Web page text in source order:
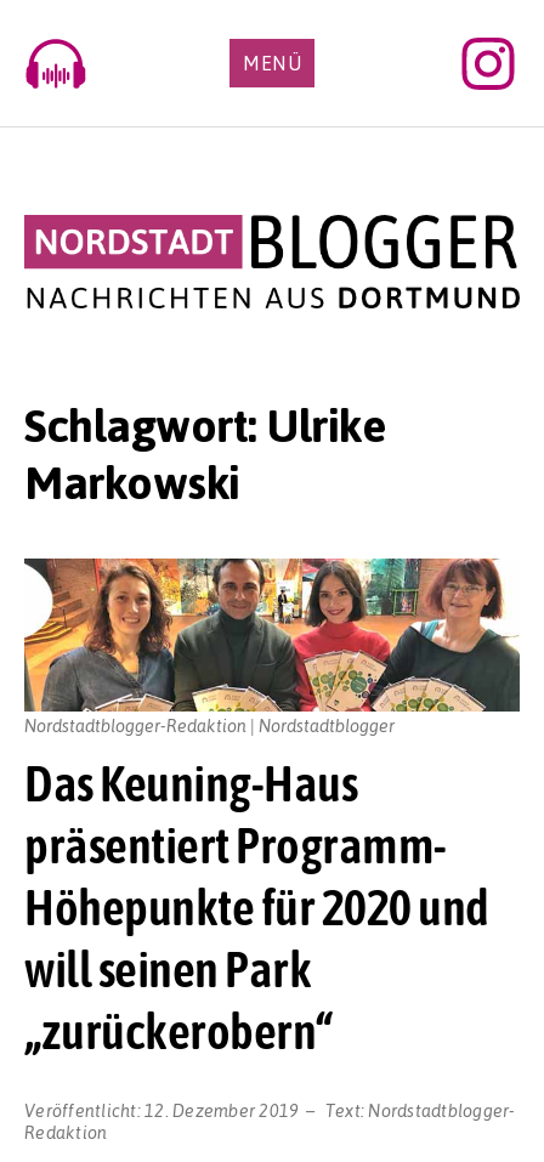
content
MENÜ
Schlagwort: Ulrike
Markowski
Das Keuning-Haus
präsentiert Programm-
Höhepunkte für 2020 und
will seinen Park
„zurückerobern“
Veröffentlicht: 12. Dezember 2019 Text: Nordstadtblogger-
Redaktion
Nordstadtblogger-Redaktion | Nordstadtblogger